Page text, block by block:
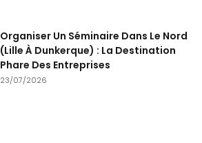
Organiser Un Séminaire Dans Le Nord
(Lille À Dunkerque) : La Destination
Phare Des Entreprises
23/07/2026